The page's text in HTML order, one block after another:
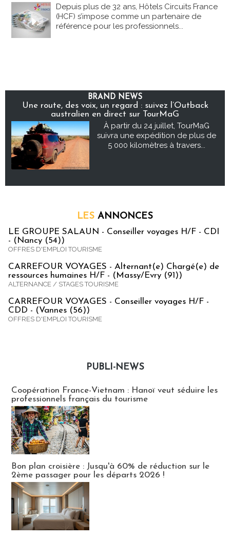
Depuis plus de 32 ans, Hôtels Circuits France
(HCF) s’impose comme un partenaire de
référence pour les professionnels...
BRAND NEWS
Une route, des voix, un regard : suivez l’Outback
australien en direct sur TourMaG
À partir du 24 juillet, TourMaG
suivra une expédition de plus de
5 000 kilomètres à travers...
LES ANNONCES
LE GROUPE SALAUN - Conseiller voyages H/F - CDI
- (Nancy (54))
OFFRES D'EMPLOI TOURISME
CARREFOUR VOYAGES - Alternant(e) Chargé(e) de
ressources humaines H/F - (Massy/Evry (91))
ALTERNANCE / STAGES TOURISME
CARREFOUR VOYAGES - Conseiller voyages H/F -
CDD - (Vannes (56))
OFFRES D'EMPLOI TOURISME
PUBLI-NEWS
Coopération France-Vietnam : Hanoï veut séduire les
professionnels français du tourisme
Bon plan croisière : Jusqu'à 60% de réduction sur le
2ème passager pour les départs 2026 !